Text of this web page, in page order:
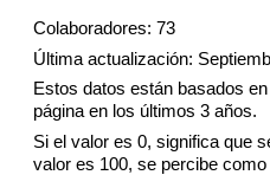
Colaboradores: 73
Última actualización:
Estos datos están basados
página en los últimos 3 años.
Si el valor es 0, significa que
valor es 100, se percibe
Tráfico
Índice de Tráfico
Índice de Tráfico (Actual)